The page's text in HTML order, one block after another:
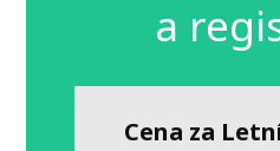
a
Cena za